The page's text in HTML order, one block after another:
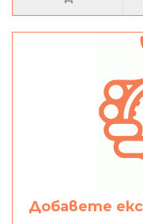
Добавете